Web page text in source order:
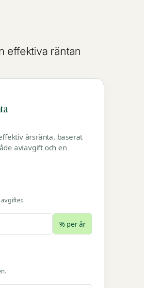
effektiva räntan
årsränta, baserat
aviavgift och en
% per år